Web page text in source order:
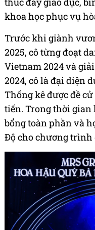
khoa học phục vụ
Trước khi giành
2025, cô từng đoạt
Vietnam 2024 và
2024, cô là đại diện
Thống kê được đề
tiến. Trong thời gian
bổng toàn phần và
Độ cho chương trình